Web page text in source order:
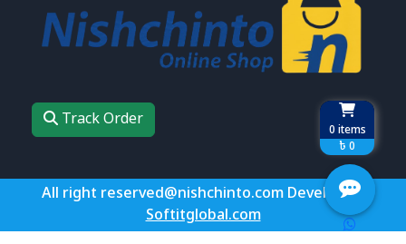
0 items
৳ 0
Track Order
All right reserved@nishchinto.com Develop by
Softitglobal.com